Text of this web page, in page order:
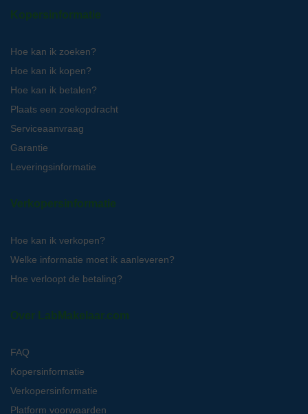
Kopersinformatie
Hoe kan ik zoeken?
Hoe kan ik kopen?
Hoe kan ik betalen?
Plaats een zoekopdracht
Serviceaanvraag
Garantie
Leveringsinformatie
Verkopersinformatie
Hoe kan ik verkopen?
Welke informatie moet ik aanleveren?
Hoe verloopt de betaling?
Over LabMakelaar.com
FAQ
Kopersinformatie
Verkopersinformatie
Platform voorwaarden